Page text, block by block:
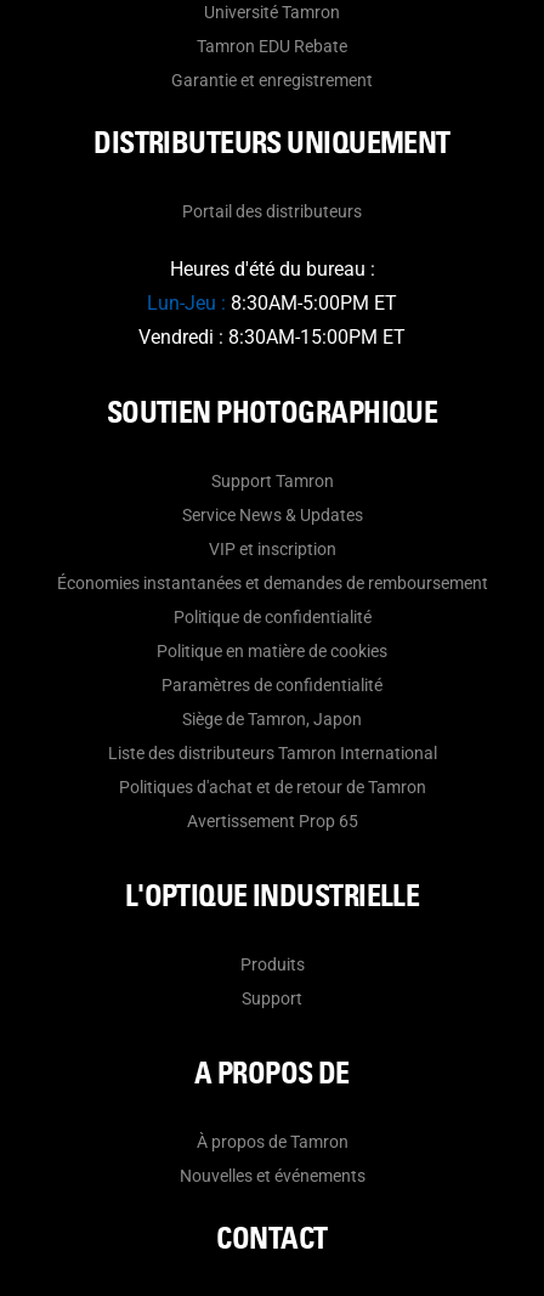
Université Tamron
Tamron EDU Rebate
Garantie et enregistrement
DISTRIBUTEURS UNIQUEMENT
Portail des distributeurs
Heures d'été du bureau :
Lun-Jeu : 8:30AM-5:00PM ET
Vendredi : 8:30AM-15:00PM ET
SOUTIEN PHOTOGRAPHIQUE
Support Tamron
Service News & Updates
VIP et inscription
Économies instantanées et demandes de remboursement
Politique de confidentialité
Politique en matière de cookies
Paramètres de confidentialité
Siège de Tamron, Japon
Liste des distributeurs Tamron International
Politiques d'achat et de retour de Tamron
Avertissement Prop 65
L'OPTIQUE INDUSTRIELLE
Produits
Support
A PROPOS DE
À propos de Tamron
Nouvelles et événements
CONTACT